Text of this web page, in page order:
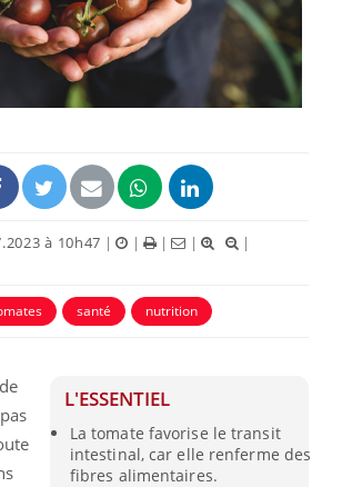
à 10h47 | | | |
|
santé nutrition
L'ESSENTIEL
La tomate favorise le transit
intestinal, car elle renferme des
fibres alimentaires.